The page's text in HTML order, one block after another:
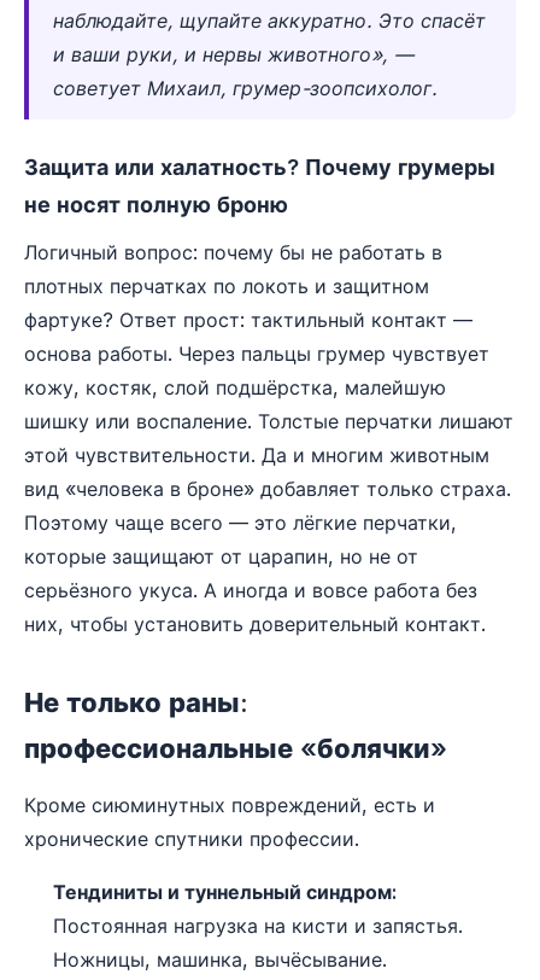
наблюдайте, щупайте аккуратно. Это спасёт
и ваши руки, и нервы животного», —
советует Михаил, грумер-зоопсихолог.
Защита или халатность? Почему грумеры
не носят полную броню
Логичный вопрос: почему бы не работать в
плотных перчатках по локоть и защитном
фартуке? Ответ прост: тактильный контакт —
основа работы. Через пальцы грумер чувствует
кожу, костяк, слой подшёрстка, малейшую
шишку или воспаление. Толстые перчатки лишают
этой чувствительности. Да и многим животным
вид «человека в броне» добавляет только страха.
Поэтому чаще всего — это лёгкие перчатки,
которые защищают от царапин, но не от
серьёзного укуса. А иногда и вовсе работа без
них, чтобы установить доверительный контакт.
Не только раны:
профессиональные «болячки»
Кроме сиюминутных повреждений, есть и
хронические спутники профессии.
Тендиниты и туннельный синдром:
Постоянная нагрузка на кисти и запястья.
Ножницы, машинка, вычёсывание.